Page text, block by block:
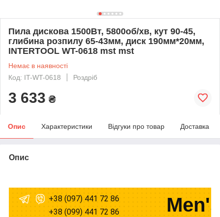
Пила дискова 1500Вт, 5800об/хв, кут 90-45,
глибина розпилу 65-43мм, диск 190мм*20мм,
INTERTOOL WT-0618 mst mst
Немає в наявності
Код: IT-WT-0618
Роздріб
3 633 ₴
Опис Характеристики Відгуки про товар Доставка
Опис
+38 (097) 441 72 86
+38 (099) 441 72 86